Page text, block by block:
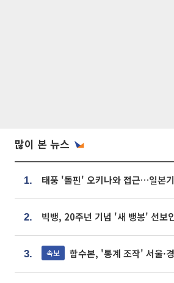
많이 본 뉴스
1.
2.
3. 속보 합수본, '통계 조작' 서울·경기·충북 선